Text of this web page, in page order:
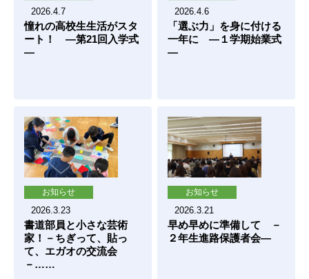
2026.4.7
憧れの高校生生活がスタ
ート！ ―第21回入学式
―
2026.4.6
「選ぶ力」を身に付ける
一年に ―１学期始業式
―
お知らせ
2026.3.23
書道部員と小さな芸術
家！－ちぎって、貼っ
て、エガオの交流会
－……
お知らせ
2026.3.21
早め早めに準備して －
２年生進路保護者会―